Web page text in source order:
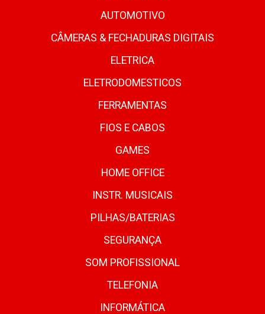
AUTOMOTIVO
CÂMERAS & FECHADURAS DIGITAIS
ELETRICA
ELETRODOMESTICOS
FERRAMENTAS
FIOS E CABOS
GAMES
HOME OFFICE
INSTR. MUSICAIS
PILHAS/BATERIAS
SEGURANÇA
SOM PROFISSIONAL
TELEFONIA
INFORMÁTICA